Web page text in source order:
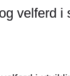
velferd i